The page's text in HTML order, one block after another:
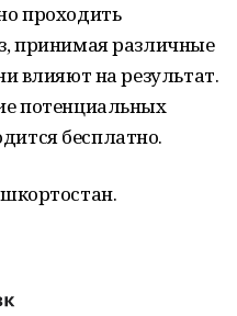
проходить
принимая различные
влияют на результат.
потенциальных
бесплатно.